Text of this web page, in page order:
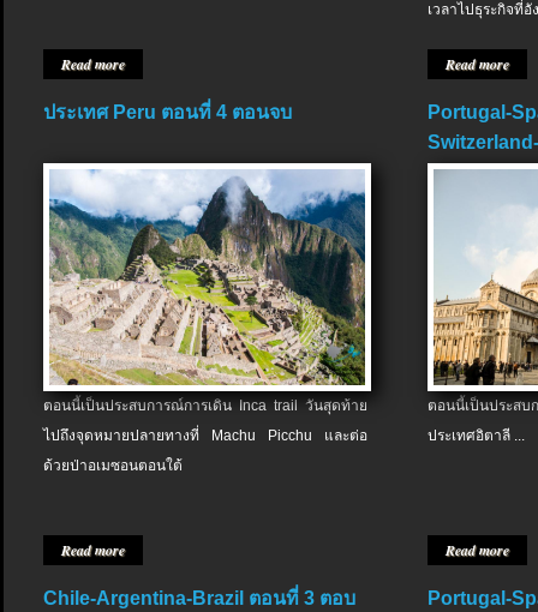
Read more
เวลาไปธุระกิจที่อั
Read more
ประเทศ Peru ตอนที่ 4 ตอนจบ
ตอนนี้เป็นประสบการณ์การเดิน Inca trail วันสุดท้าย
ไปถึงจุดหมายปลายทางที่ Machu Picchu และต่อ
ด้วยป่าอเมซอนตอนใต้
Read more
Portugal-
ตอนนี้เป็นประส
ประเทศอิตาลี ...
Read more
Chile-Argentina-Brazil ตอนที่ 3 ตอบ
Portugal-